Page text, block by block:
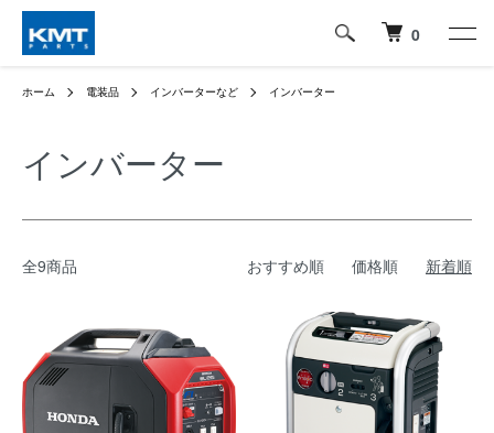
0
ホーム 電装品 インバーターなど インバーター
インバーター
全9商品 おすすめ順 価格順 新着順